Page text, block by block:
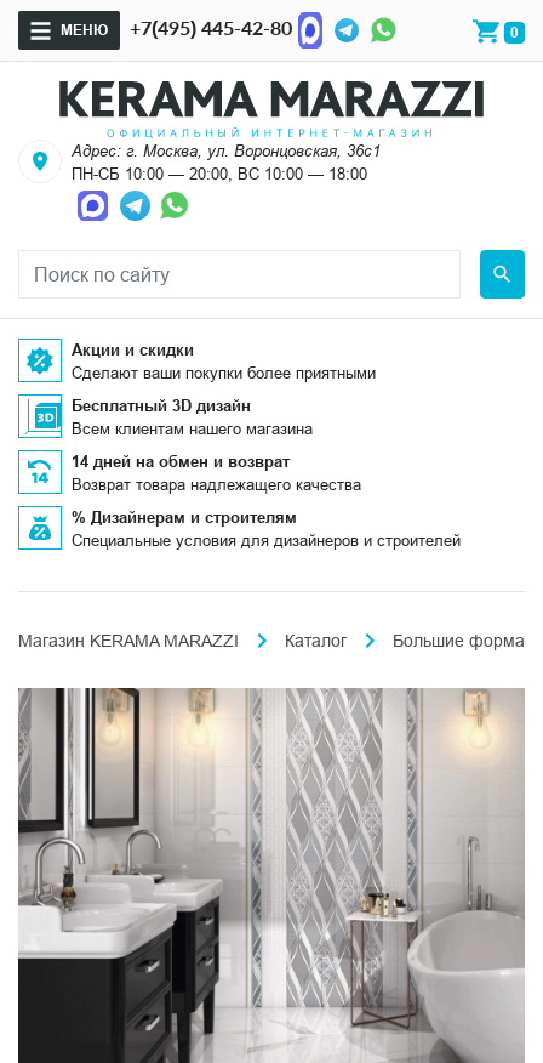
МЕНЮ +7(495) 445-42-80 0
Адрес: г. Москва, ул. Воронцовская, 36с1
ПН-СБ 10:00 — 20:00, ВС 10:00 — 18:00
Акции и скидки
Сделают ваши покупки более приятными
Бесплатный 3D дизайн
Всем клиентам нашего магазина
14 дней на обмен и возврат
Возврат товара надлежащего качества
% Дизайнерам и строителям
Специальные условия для дизайнеров и строителей
Магазин KERAMA MARAZZI Каталог Большие форматы